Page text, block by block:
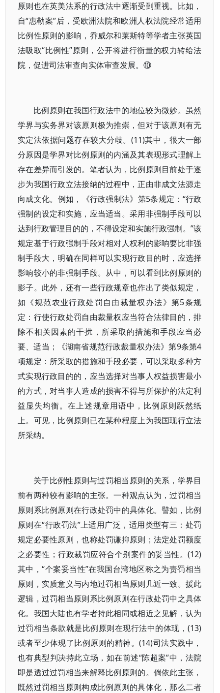
原则也在英美法系的行政法中逐渐受到重视。比如，
自“惠勒案”后，受欧洲法院和欧洲人权法院经常适用
比例性原则的影响，乔威尔和莱斯特等学者主张英国
法吸取“比例性”原则，公开将进行衡量的权力转给法
院，促进司法审查向实体审查发展。⑩
比例原则在我国行政法中的地位较为微妙。虽然
学界与实务界对该原则极为推崇，但对于该原则有无
实定法依据问题存在较大分歧。(11)其中，很大一部
分原因是学界对比例原则的内涵及其表现形式理解上
存在差异而引发的。笔者认为，比例原则目前处于逐
步为我国行政立法接纳的过程中，正由非成文法源走
向成文化。例如，《行政强制法》第5条规定：“行政
强制的设定和实施，应当适当。采用非强制手段可以
达到行政管理目的的，不得设定和实施行政强制。”该
规定基于行政强制手段对相对人权利的影响要比非强
制手段大，明确在同样可以实现行政目的时，应选择
影响较小的非强制手段。从中，可以看到比例原则的
影子。此外，还有一些行政规章也作出了类似规定，
如《规范农业行政处罚自由裁量权办法》第5条规
定：行使行政处罚自由裁量权应当符合法律目的，排
除不相关因素的干扰，所采取的措施和手段应当必
要、适当；《湖南省规范行政裁量权办法》第9条第4
项规定：所采取的措施和手段必要，可以采取多种方
式实现行政目的的，应当选择对当事人权益损害最小
的方式，对当事人造成的损害不得与所保护的法定利
益显失均衡。在上述规章用语中，比例原则跃然纸
上。可见，比例原则已在某种程度上为我国现行立法
所采纳。
关于比例性原则与过罚相当原则的关系，学界目
前有两种较有影响的主张。一种观点认为，过罚相当
原则系比例原则在行政处罚中的具体化。譬如，比例
原则在“行政罚法”上适用广泛，适用类型有三：处罚
规定必要性原则，也称处罚谦抑原则；法定处罚额度
之必要性；行政裁罚应符合个别案件的妥当性。(12)
其中，“个案妥当性”在我国台湾地区称之为责罚相当
原则，实质意义与内地过罚相当原则几近一致。援此
逻辑，过罚相当原则系比例原则在行政处罚中之具体
化。我国大陆也有学者持此相同或相近之见解，认为
过罚相当条款就是比例原则在现行法中的体现，(13)
或者至少体现了比例原则的精神。(14)司法实践中，
也有典型判决持此立场，如在前述“陈超案”中，法院
即是透过过罚相当来解释比例原则的。倘依此主张，
既然过罚相当原则构成比例原则的具体化，那么二者